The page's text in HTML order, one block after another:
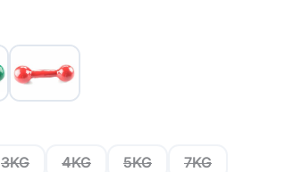
3KG 4KG 5KG
7KG